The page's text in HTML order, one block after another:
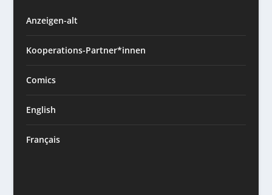
Anzeigen-alt
Kooperations-Partner*innen
Comics
English
Français